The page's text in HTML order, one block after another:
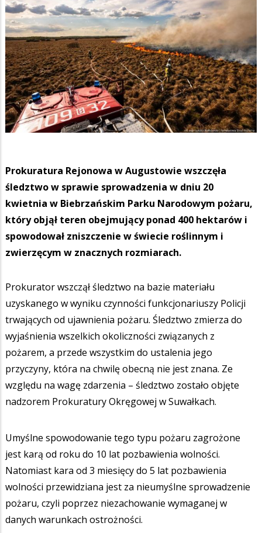
Prokuratura Rejonowa w Augustowie wszczęła
śledztwo w sprawie sprowadzenia w dniu 20
kwietnia w Biebrzańskim Parku Narodowym pożaru,
który objął teren obejmujący ponad 400 hektarów i
spowodował zniszczenie w świecie roślinnym i
zwierzęcym w znacznych rozmiarach.
Prokurator wszczął śledztwo na bazie materiału
uzyskanego w wyniku czynności funkcjonariuszy Policji
trwających od ujawnienia pożaru. Śledztwo zmierza do
wyjaśnienia wszelkich okoliczności związanych z
pożarem, a przede wszystkim do ustalenia jego
przyczyny, która na chwilę obecną nie jest znana. Ze
względu na wagę zdarzenia – śledztwo zostało objęte
nadzorem Prokuratury Okręgowej w Suwałkach.
Umyślne spowodowanie tego typu pożaru zagrożone
jest karą od roku do 10 lat pozbawienia wolności.
Natomiast kara od 3 miesięcy do 5 lat pozbawienia
wolności przewidziana jest za nieumyślne sprowadzenie
pożaru, czyli poprzez niezachowanie wymaganej w
danych warunkach ostrożności.